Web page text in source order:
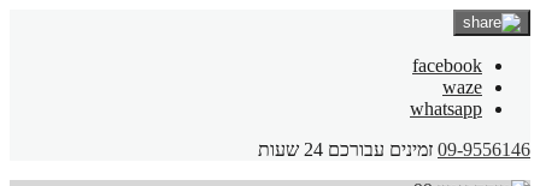
facebook
waze
whatsapp
09-9556146 זמינים עבורכם 24 שעות